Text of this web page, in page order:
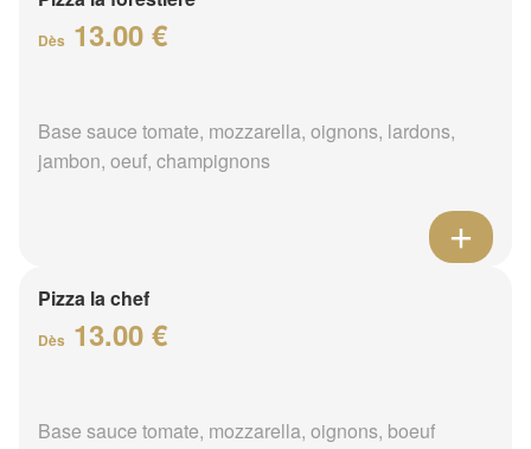
Dès 13.00 €
Base sauce tomate, mozzarella, oignons, lardons,
jambon, oeuf, champignons
Pizza la chef
Dès 13.00 €
Base sauce tomate, mozzarella, oignons, boeuf